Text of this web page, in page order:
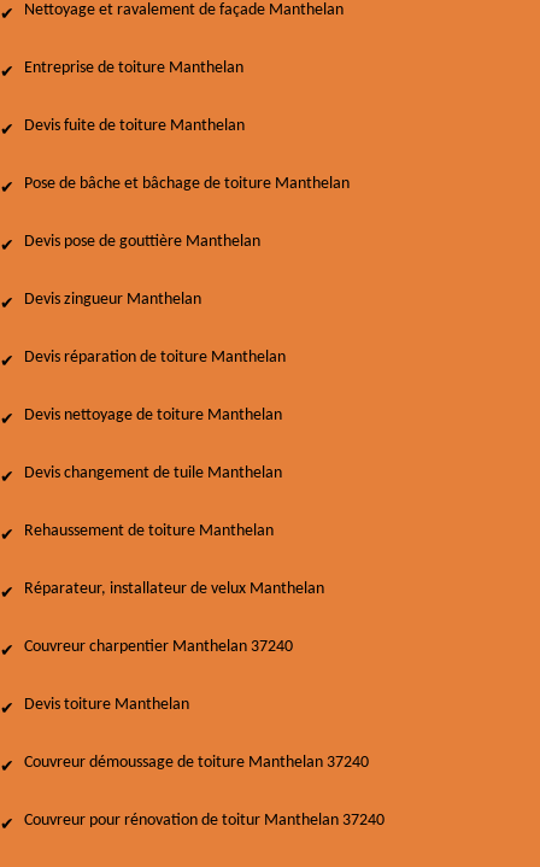
Nettoyage et ravalement de façade Manthelan
Entreprise de toiture Manthelan
Devis fuite de toiture Manthelan
Pose de bâche et bâchage de toiture Manthelan
Devis pose de gouttière Manthelan
Devis zingueur Manthelan
Devis réparation de toiture Manthelan
Devis nettoyage de toiture Manthelan
Devis changement de tuile Manthelan
Rehaussement de toiture Manthelan
Réparateur, installateur de velux Manthelan
Couvreur charpentier Manthelan 37240
Devis toiture Manthelan
Couvreur démoussage de toiture Manthelan 37240
Couvreur pour rénovation de toitur Manthelan 37240